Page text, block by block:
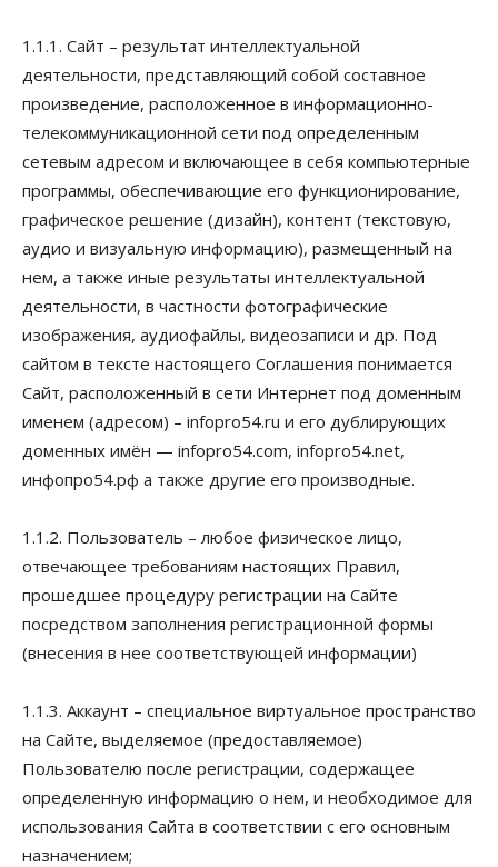
1.1.1. Сайт – результат интеллектуальной
деятельности, представляющий собой составное
произведение, расположенное в информационно-
телекоммуникационной сети под определенным
сетевым адресом и включающее в себя компьютерные
программы, обеспечивающие его функционирование,
графическое решение (дизайн), контент (текстовую,
аудио и визуальную информацию), размещенный на
нем, а также иные результаты интеллектуальной
деятельности, в частности фотографические
изображения, аудиофайлы, видеозаписи и др. Под
сайтом в тексте настоящего Соглашения понимается
Сайт, расположенный в сети Интернет под доменным
именем (адресом) – infopro54.ru и его дублирующих
доменных имён — infopro54.com, infopro54.net,
инфопро54.рф а также другие его производные.
1.1.2. Пользователь – любое физическое лицо,
отвечающее требованиям настоящих Правил,
прошедшее процедуру регистрации на Сайте
посредством заполнения регистрационной формы
(внесения в нее соответствующей информации)
1.1.3. Аккаунт – специальное виртуальное пространство
на Сайте, выделяемое (предоставляемое)
Пользователю после регистрации, содержащее
определенную информацию о нем, и необходимое для
использования Сайта в соответствии с его основным
назначением;